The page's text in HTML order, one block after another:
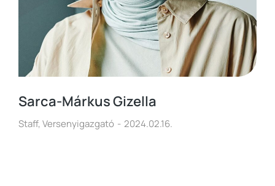
Sarca-Márkus Gizella
Staff, Versenyigazgató 2024.02.16.